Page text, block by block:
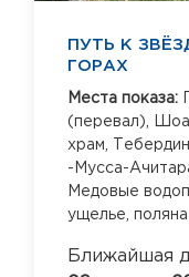
ПУТЬ К
ГОРАХ
Места показа:
(перевал),
храм,
-Мусса-
Медовые
ущелье,
Ближайшая